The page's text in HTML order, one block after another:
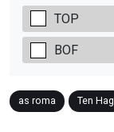
TOP
BOF
as roma Ten Hag